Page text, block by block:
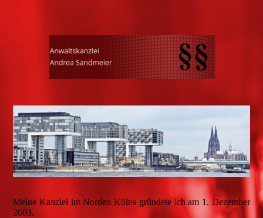
Meine Kanzlei im Norden Kölns gründete ich am 1. Dezember
2003.